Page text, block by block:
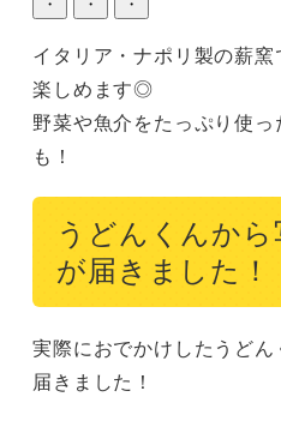
・ ・ ・
イタリア・ナポリ製の薪
楽しめます◎
野菜や魚介をたっぷり使
も！
うどんくんから
が届きました！
実際におでかけしたうど
届きました！